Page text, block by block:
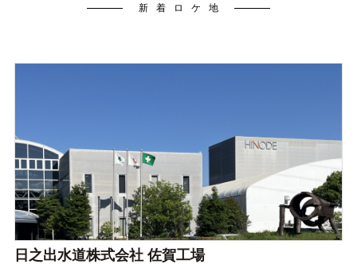
新着ロケ地
日之出水道株式会社 佐賀工場